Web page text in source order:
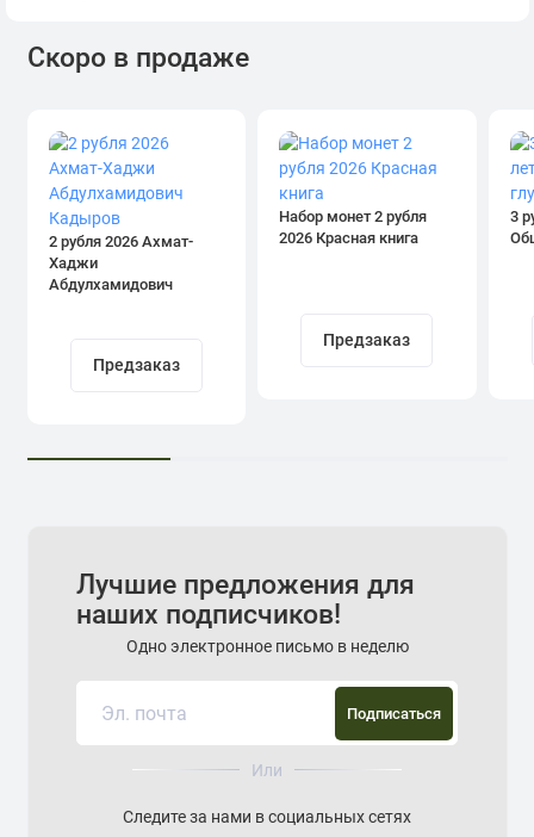
Скоро в продаже
2 рубля 2026 Ахмат-
Хаджи
Абдулхамидович
Предзаказ
Набор монет 2 рубля
2026 Красная книга
Предзаказ
3
Лучшие предложения для
наших подписчиков!
Одно электронное письмо в неделю
Подписаться
Или
Следите за нами в социальных сетях